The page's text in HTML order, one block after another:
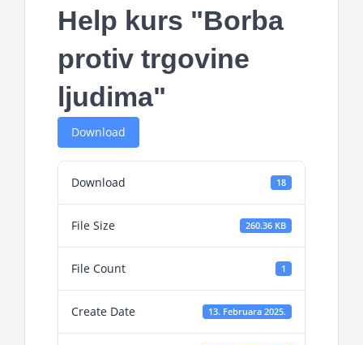
Help kurs "Borba
protiv trgovine
ljudima"
Download
Download 18
File Size 260.36 KB
File Count 1
Create Date 13. Februara 2025.